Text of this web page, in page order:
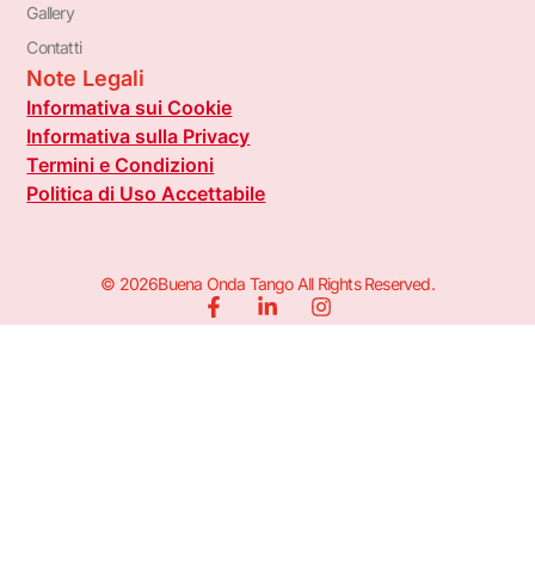
Gallery
Contatti
Note Legali
Informativa sui Cookie
Informativa sulla Privacy
Termini e Condizioni
Politica di Uso Accettabile
© 2026Buena Onda Tango All Rights Reserved.